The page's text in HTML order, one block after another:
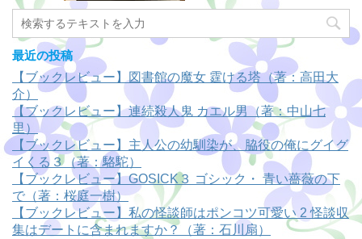
最近の投稿
【ブックレビュー】図書館の魔女 霆ける塔（著：高田大
介）
【ブックレビュー】連続殺人鬼 カエル男（著：中山七
里）
【ブックレビュー】主人公の幼馴染が、脇役の俺にグイグ
イくる３（著：駱駝）
【ブックレビュー】GOSICK３ ゴシック・ 青い薔薇の下
で（著：桜庭一樹）
【ブックレビュー】私の怪談師はポンコツ可愛い 2 怪談収
集はデートに含まれますか？（著：石川扇）